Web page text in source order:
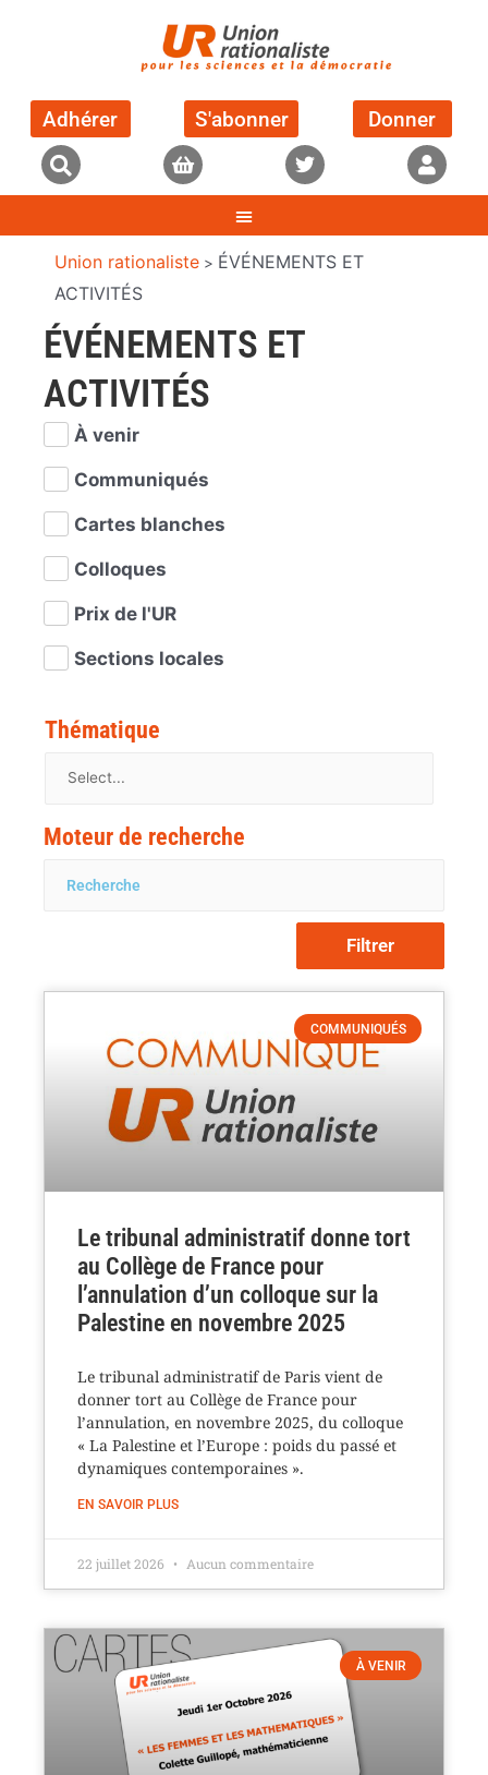
Adhérer S'abonner Donner
Union rationaliste > ÉVÉNEMENTS ET
ACTIVITÉS
ÉVÉNEMENTS ET
ACTIVITÉS
À venir
Communiqués
Cartes blanches
Colloques
Prix de l'UR
Sections locales
Thématique
Moteur de recherche
Filtrer
COMMUNIQUÉS
Le tribunal administratif donne tort
au Collège de France pour
l’annulation d’un colloque sur la
Palestine en novembre 2025
Le tribunal administratif de Paris vient de
donner tort au Collège de France pour
l’annulation, en novembre 2025, du colloque
« La Palestine et l’Europe : poids du passé et
dynamiques contemporaines ».
EN SAVOIR PLUS
22 juillet 2026 Aucun commentaire
À VENIR